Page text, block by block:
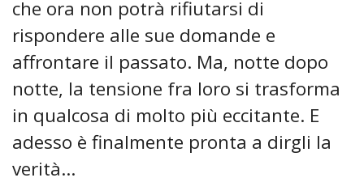
che ora non potrà rifiutarsi di
rispondere alle sue domande e
affrontare il passato. Ma, notte dopo
notte, la tensione fra loro si trasforma
in qualcosa di molto più eccitante. E
adesso è finalmente pronta a dirgli la
verità...